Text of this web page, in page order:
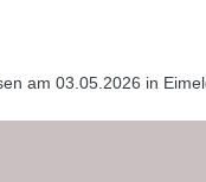
am 03.05.2026 in